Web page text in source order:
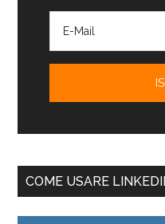
COME USARE